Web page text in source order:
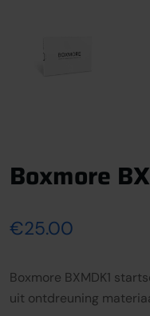
Boxmore
€25.00
Boxmore BXMDK1
uit ontdreuning